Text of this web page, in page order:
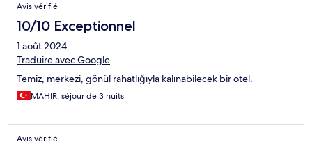
Avis vérifié
10/10 Exceptionnel
1 août 2024
Traduire avec Google
Temiz, merkezi, gönül rahatlığıyla kalınabilecek bir otel.
MAHIR, séjour de 3 nuits
Avis vérifié